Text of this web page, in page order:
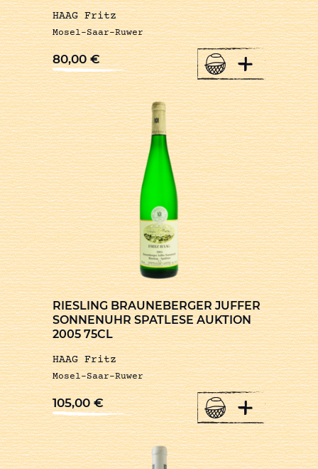
HAAG Fritz
Mosel-Saar-Ruwer
80,00€ +
RIESLING BRAUNEBERGER JUFFER
SONNENUHR SPATLESE AUKTION
2005 75CL
HAAG Fritz
Mosel-Saar-Ruwer
105,00€ +